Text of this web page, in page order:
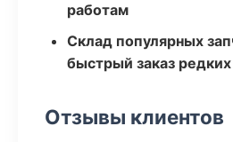
работам
Склад популярных
быстрый заказ редких
Отзывы клиентов